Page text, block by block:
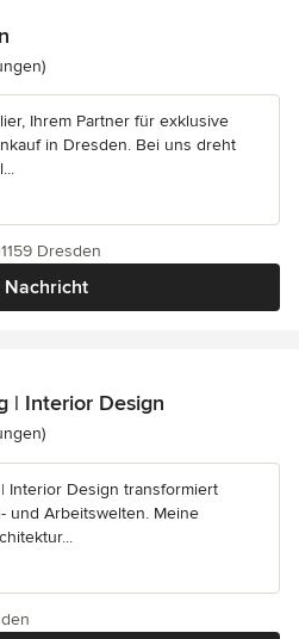
5 von 5 Sternen
Ihrem Partner für exklusive
in Dresden. Bei uns dreht
Nachricht
Dresden
| Interior Design
5 von 5 Sternen
Interior Design transformiert
und Arbeitswelten. Meine